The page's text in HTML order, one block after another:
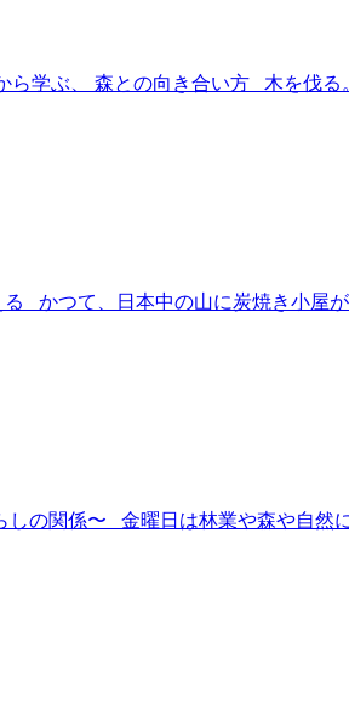
学ぶ、 森との向き合い方 木を伐
かつて、日本中の山に炭焼き小屋
の関係〜 金曜日は林業や森や自然